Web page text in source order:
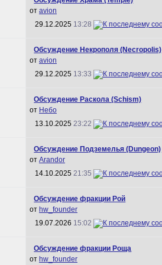
от avion
29.12.2025 13:28
Обсуждение Некрополя (Necropolis)
от avion
29.12.2025 13:33
Обсуждение Раскола (Schism)
от Небо
13.10.2025 23:22
Обсуждение Подземелья (Dungeon)
от Arandor
14.10.2025 21:35
Обсуждение фракции Рой
от hw_founder
19.07.2026 15:02
Обсуждение фракции Роща
от hw_founder